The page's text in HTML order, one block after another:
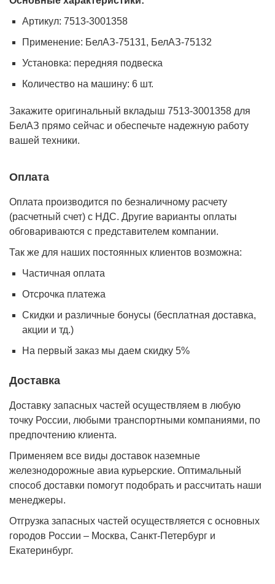
Артикул: 7513-3001358
Применение: БелАЗ-75131, БелАЗ-75132
Установка: передняя подвеска
Количество на машину: 6 шт.
Закажите оригинальный вкладыш 7513-3001358 для
БелАЗ прямо сейчас и обеспечьте надежную работу
вашей техники.
Оплата
Оплата производится по безналичному расчету
(расчетный счет) с НДС. Другие варианты оплаты
обговариваются с представителем компании.
Так же для наших постоянных клиентов возможна:
Частичная оплата
Отсрочка платежа
Cкидки и различные бонусы (бесплатная доставка,
акции и тд.)
На первый заказ мы даем скидку 5%
Доставка
Доставку запасных частей осуществляем в любую
точку России, любыми транспортными компаниями, по
предпочтению клиента.
Применяем все виды доставок наземные
железнодорожные авиа курьерские. Оптимальный
способ доставки помогут подобрать и рассчитать наши
менеджеры.
Отгрузка запасных частей осуществляется с основных
городов России – Москва, Санкт-Петербург и
Екатеринбург.